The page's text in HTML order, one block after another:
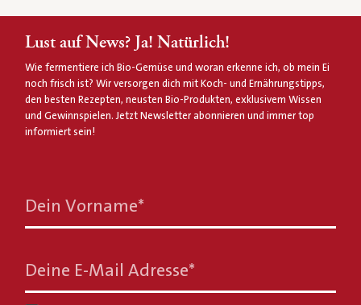
Lust auf News? Ja! Natürlich!
Wie fermentiere ich Bio-Gemüse und woran erkenne ich, ob mein Ei
noch frisch ist? Wir versorgen dich mit Koch- und Ernährungstipps,
den besten Rezepten, neusten Bio-Produkten, exklusivem Wissen
und Gewinnspielen. Jetzt Newsletter abonnieren und immer top
informiert sein!
Dein Vorname*
Deine E-Mail Adresse*